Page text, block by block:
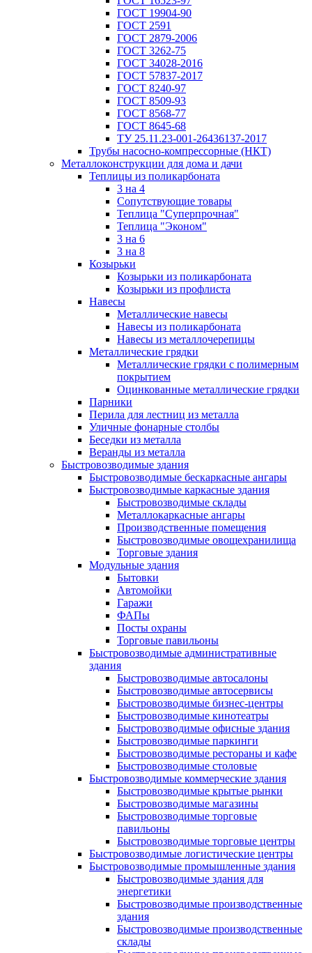
ГОСТ 19904-90
ГОСТ 2591
ГОСТ 2879-2006
ГОСТ 3262-75
ГОСТ 34028-2016
ГОСТ 57837-2017
ГОСТ 8240-97
ГОСТ 8509-93
ГОСТ 8568-77
ГОСТ 8645-68
ТУ 25.11.23-001-26436137-2017
Трубы насосно-компрессорные (НКТ)
Металлоконструкции для дома и дачи
Теплицы из поликарбоната
3 на 4
Сопутствующие товары
Теплица "Суперпрочная"
Теплица "Эконом"
3 на 6
3 на 8
Козырьки
Козырьки из поликарбоната
Козырьки из профлиста
Навесы
Металлические навесы
Навесы из поликарбоната
Навесы из металлочерепицы
Металлические грядки
Металлические грядки с полимерным
покрытием
Оцинкованные металлические грядки
Парники
Перила для лестниц из металла
Уличные фонарные столбы
Беседки из металла
Веранды из металла
Быстровозводимые здания
Быстровозводимые бескаркасные ангары
Быстровозводимые каркасные здания
Быстровозводимые склады
Металлокаркасные ангары
Производственные помещения
Быстровозводимые овощехранилища
Торговые здания
Модульные здания
Бытовки
Автомойки
Гаражи
ФАПы
Посты охраны
Торговые павильоны
Быстровозводимые административные
здания
Быстровозводимые автосалоны
Быстровозводимые автосервисы
Быстровозводимые бизнес-центры
Быстровозводимые кинотеатры
Быстровозводимые офисные здания
Быстровозводимые паркинги
Быстровозводимые рестораны и кафе
Быстровозводимые столовые
Быстровозводимые коммерческие здания
Быстровозводимые крытые рынки
Быстровозводимые магазины
Быстровозводимые торговые
павильоны
Быстровозводимые торговые центры
Быстровозводимые логистические центры
Быстровозводимые промышленные здания
Быстровозводимые здания для
энергетики
Быстровозводимые производственные
здания
Быстровозводимые производственные
склады